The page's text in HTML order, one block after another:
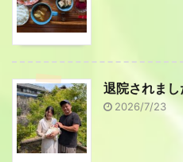
退院されまし
2026/7/23